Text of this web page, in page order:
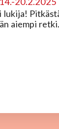
lukija!
aiempi